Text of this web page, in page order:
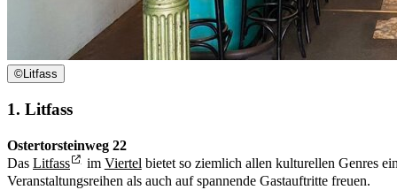
©Litfass
1. Litfass
Ostertorsteinweg 22
Das Litfass im Viertel bietet so ziemlich allen kulturellen Genres
Veranstaltungsreihen als auch auf spannende Gastauftritte freuen.